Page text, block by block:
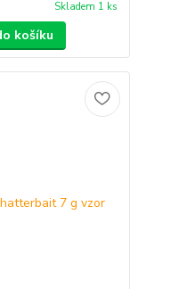
Skladem 1 ks
košíku